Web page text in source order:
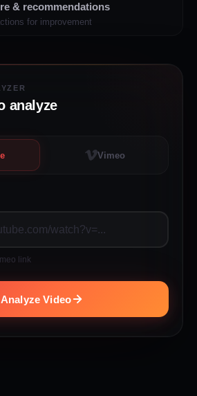
& recommendations
for improvement
analyze
Vimeo
link
Analyze Video